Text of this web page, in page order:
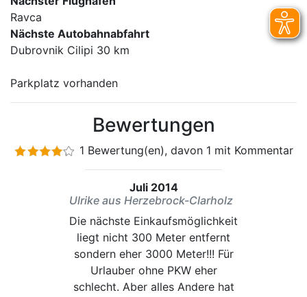
Ravca
Nächste Autobahnabfahrt
Dubrovnik Cilipi 30 km
Parkplatz vorhanden
Bewertungen
1 Bewertung(en), davon 1 mit Kommentar
Juli 2014
Ulrike aus Herzebrock-Clarholz
Die nächste Einkaufsmöglichkeit
liegt nicht 300 Meter entfernt
sondern eher 3000 Meter!!! Für
Urlauber ohne PKW eher
schlecht. Aber alles Andere hat